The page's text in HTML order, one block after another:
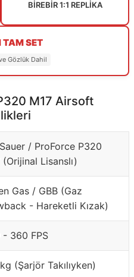
BİREBİR 1:1 REPLİKA
TAM SET
Gözlük Dahil
M17 Airsoft
/ ProForce P320
(Orijinal Lisanslı)
Gas / GBB (Gaz
- Hareketli Kızak)
- 360 FPS
kg (Şarjör Takılıyken)